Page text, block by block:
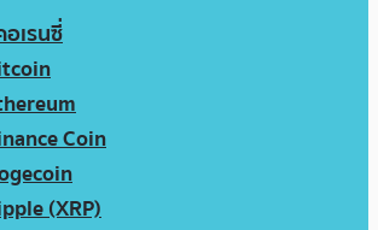
เรนซี่
Coin
(XRP)